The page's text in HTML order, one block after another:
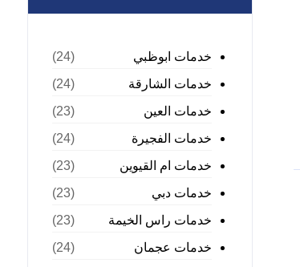
خدمات ابوظبي
(24)
خدمات الشارقة
(24)
خدمات العين
(23)
خدمات الفجيرة
(24)
خدمات ام القيوين
(23)
خدمات دبي
(23)
خدمات راس الخيمة
(23)
خدمات عجمان
(24)